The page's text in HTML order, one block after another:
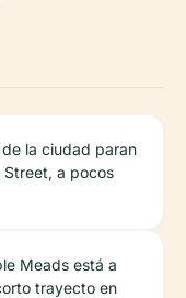
la ciudad paran
Street, a pocos
Meads está a
trayecto en